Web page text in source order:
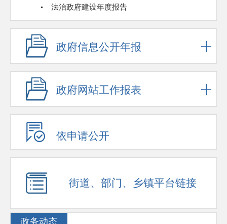
法治政府建设年度报告
政府信息公开年报
政府网站工作报表
依申请公开
街道、部门、乡镇平台链接
政务动态